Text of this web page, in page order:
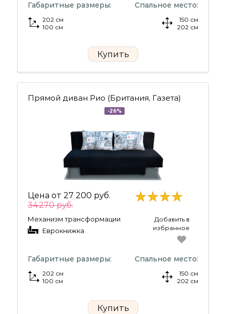
Габаритные размеры:
202 см
100 см
Спальное место:
150 см
202 см
Купить
Прямой диван Рио (Британия, Газета)
-26%
Цена от 27 200 руб.
34270 руб.
Механизм трансформации
Еврокнижка
Добавить в
избранное
Габаритные размеры:
202 см
100 см
Спальное место:
150 см
202 см
Купить